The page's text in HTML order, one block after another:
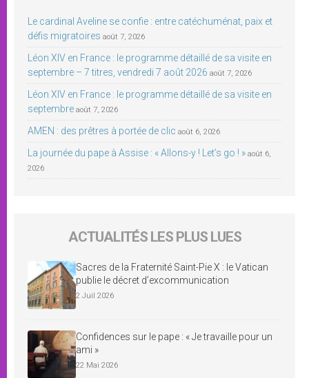
Le cardinal Aveline se confie : entre catéchuménat, paix et
défis migratoires août 7, 2026
Léon XIV en France : le programme détaillé de sa visite en
septembre – 7 titres, vendredi 7 août 2026 août 7, 2026
Léon XIV en France : le programme détaillé de sa visite en
septembre août 7, 2026
AMEN : des prêtres à portée de clic août 6, 2026
La journée du pape à Assise : « Allons-y ! Let’s go ! » août 6,
2026
ACTUALITÉS LES PLUS LUES
Sacres de la Fraternité Saint-Pie X : le Vatican
publie le décret d’excommunication
2 Juil 2026
Confidences sur le pape : « Je travaille pour un
ami »
22 Mai 2026